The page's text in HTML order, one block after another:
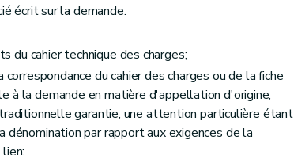
écrit sur la demande.
du cahier technique des charges;
du cahier des charges ou de la fiche
à la demande en matière d'appellation d'origine,
garantie, une attention particulière étant
par rapport aux exigences de la